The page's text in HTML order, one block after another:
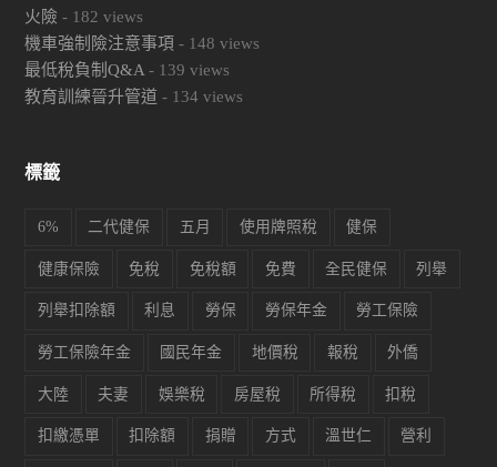
火險 - 182 views
機車強制險注意事項 - 148 views
最低稅負制Q&A - 139 views
教育訓練晉升管道 - 134 views
標籤
6% 二代健保 五月 使用牌照稅 健保
健康保險 免稅 免稅額 免費 全民健保 列舉
列舉扣除額 利息 勞保 勞保年金 勞工保險
勞工保險年金 國民年金 地價稅 報稅 外僑
大陸 夫妻 娛樂稅 房屋稅 所得稅 扣稅
扣繳憑單 扣除額 捐贈 方式 溫世仁 營利